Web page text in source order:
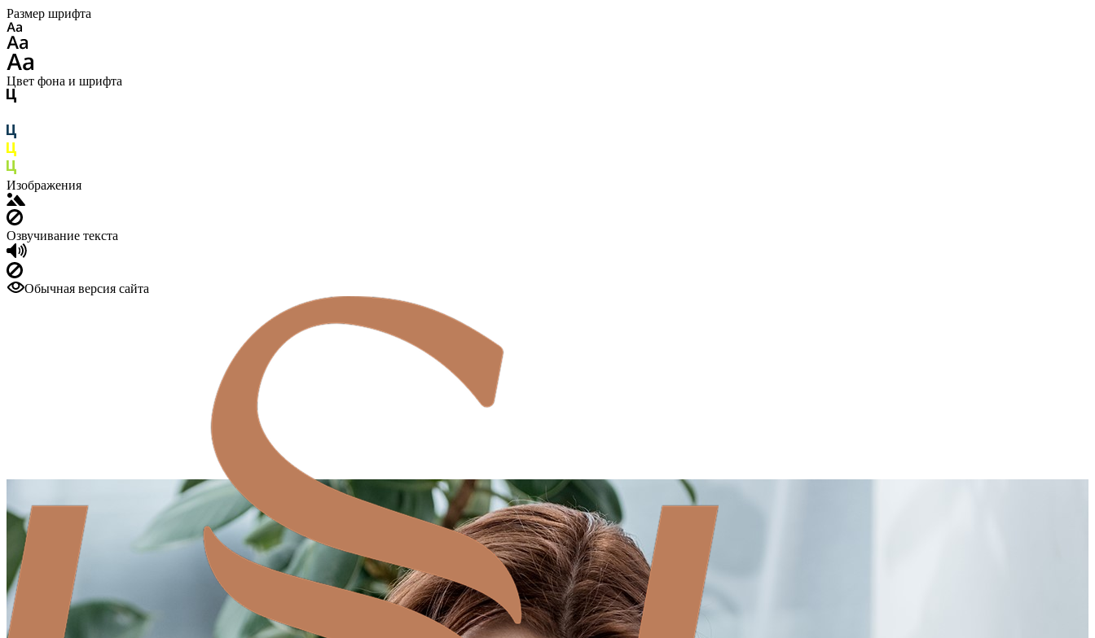
Размер шрифта
Цвет фона и шрифта
Изображения
Озвучивание текста
Обычная версия сайта